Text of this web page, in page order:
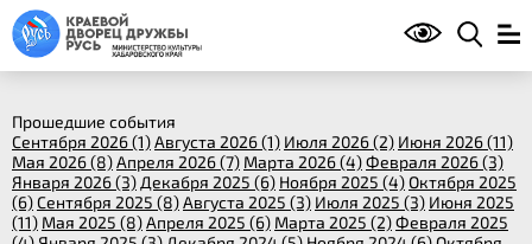
Прошедшие события
Сентября 2026 (1)Августа 2026 (1) Июля 2026 (2) Июня 2026 (11)
Мая 2026 (8)Апреля 2026 (7) Марта 2026 (4)Февраля 2026 (3)
Января 2026 (3) Декабря 2025 (6) Ноября 2025 (4)Октября 2025
(6)Сентября 2025 (8)Августа 2025 (3) Июля 2025 (3) Июня 2025
(11) Мая 2025 (8)Апреля 2025 (6) Марта 2025 (2)Февраля 2025